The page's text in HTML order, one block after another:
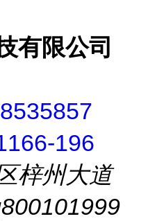
有限公司
196
梓州大道